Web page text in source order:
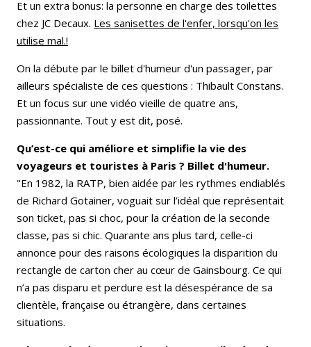
Et un extra bonus: la personne en charge des toilettes
chez JC Decaux. Les sanisettes de l'enfer, lorsqu'on les
utilise mal.!
On la débute par le billet d'humeur d'un passager, par
ailleurs spécialiste de ces questions : Thibault Constans.
Et un focus sur une vidéo vieille de quatre ans,
passionnante. Tout y est dit, posé.
Qu’est-ce qui améliore et simplifie la vie des
voyageurs et touristes à Paris ? Billet d'humeur.
"En 1982, la RATP, bien aidée par les rythmes endiablés
de Richard Gotainer, voguait sur l’idéal que représentait
son ticket, pas si choc, pour la création de la seconde
classe, pas si chic. Quarante ans plus tard, celle-ci
annonce pour des raisons écologiques la disparition du
rectangle de carton cher au cœur de Gainsbourg. Ce qui
n’a pas disparu et perdure est la désespérance de sa
clientèle, française ou étrangère, dans certaines
situations.